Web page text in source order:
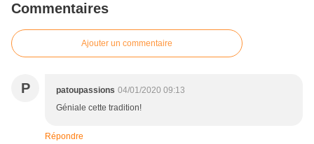
Commentaires
Ajouter un commentaire
P patoupassions 04/01/2020 09:13
Géniale cette tradition!
Répondre